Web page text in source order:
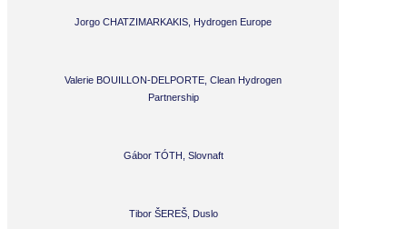
Jorgo CHATZIMARKAKIS, Hydrogen Europe
Valerie BOUILLON-DELPORTE, Clean Hydrogen
Partnership
Gábor TÓTH, Slovnaft
Tibor ŠEREŠ, Duslo